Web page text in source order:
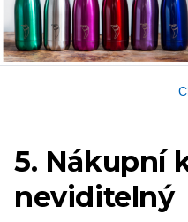
5. Nákupní
neviditelný